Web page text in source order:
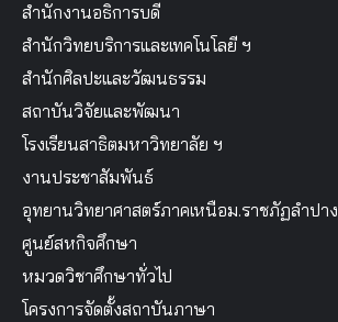
สำนักงานอธิการบดี
สำนักวิทยบริการและเทคโนโลยี ฯ
สำนักศิลปะและวัฒนธรรม
สถาบันวิจัยและพัฒนา
โรงเรียนสาธิตมหาวิทยาลัย ฯ
งานประชาสัมพันธ์
อุทยานวิทยาศาสตร์ภาคเหนือม.ราชภัฏลำปาง
ศูนย์สหกิจศึกษา
หมวดวิชาศึกษาทั่วไป
โครงการจัดตั้งสถาบันภาษา